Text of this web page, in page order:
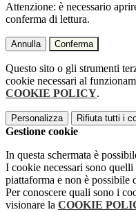
Attenzione: è necessario
conferma di lettura.
Annulla Conferma
Questo sito o gli strumenti
cookie necessari al
COOKIE POLICY.
Personalizza Rifiuta tutti i
Gestione cookie
In questa schermata è
I cookie necessari sono
piattaforma e non è possibile
Per conoscere quali sono i
visionare la COOKIE